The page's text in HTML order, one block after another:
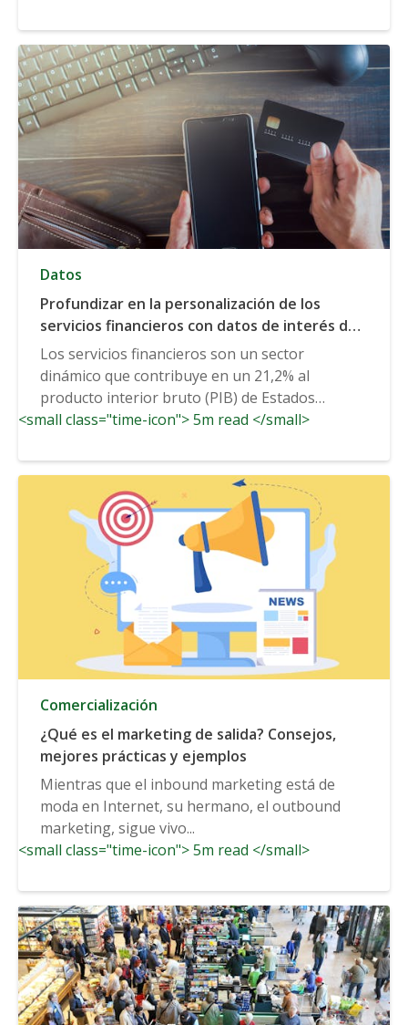
Datos
Profundizar en la personalización de los
servicios financieros con datos de interés del
consumidor en tiempo real
Los servicios financieros son un sector
dinámico que contribuye en un 21,2% al
producto interior bruto (PIB) de Estados
Unidos...
<small class="time-icon"> 5m read </small>
Comercialización
¿Qué es el marketing de salida? Consejos,
mejores prácticas y ejemplos
Mientras que el inbound marketing está de
moda en Internet, su hermano, el outbound
marketing, sigue vivo...
<small class="time-icon"> 5m read </small>